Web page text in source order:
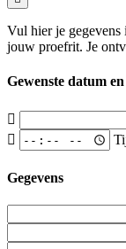
Vul hier je
jouw proefrit. Je
Gewenste datum
Gegevens